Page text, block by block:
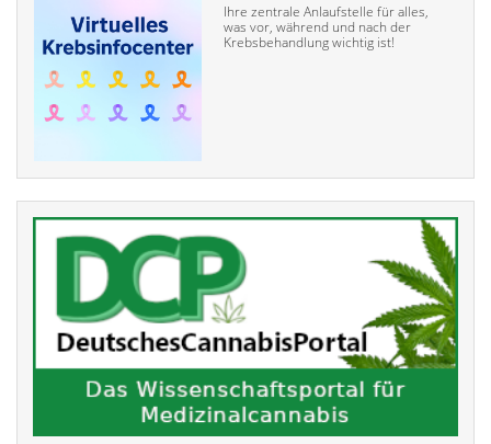
Ihre zentrale Anlaufstelle für alles,
was vor, während und nach der
Krebsbehandlung wichtig ist!